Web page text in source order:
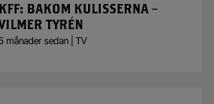
KFF: BAKOM KULISSERNA –
TYRÉN
månader sedan | TV